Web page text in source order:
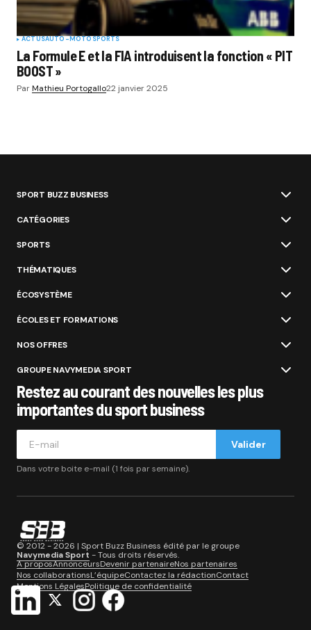
ACTUSAUTO-MOTOSPORTS
La Formule E et la FIA introduisent la fonction « PIT
BOOST »
ParMathieu Portogallo22 janvier 2025
SPORT BUZZ BUSINESS
CATÉGORIES
SPORTS
THÉMATIQUES
ÉCOSYSTÈME
ÉCOLES ET FORMATIONS
NOS OFFRES
GROUPE NAVYMEDIA SPORT
Restez au courant des nouvelles les plus
importantes du sport business
Valider
Dans votre boite e-mail (1 fois par semaine).
© 2012 - 2026 | Sport Buzz Business édité par le groupe
Navymedia Sport - Tous droits réservés.
A proposAnnonceursDevenir partenaireNos partenaires
Nos collaborationsL’équipeContactez la rédactionContact
Mentions LégalesPolitique de confidentialité